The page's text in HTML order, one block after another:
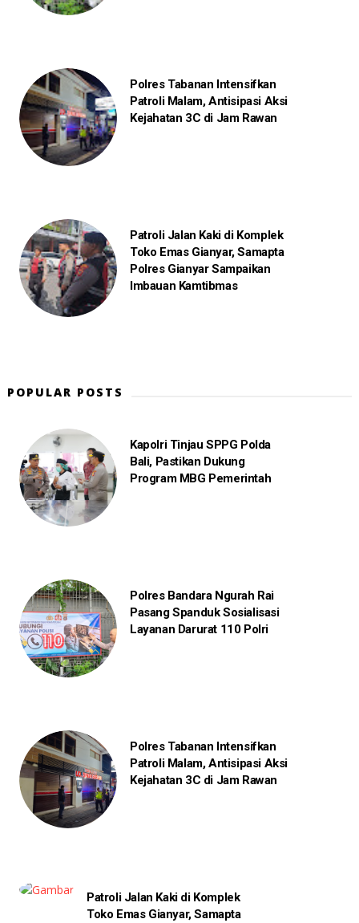
Polres Tabanan Intensifkan
Patroli Malam, Antisipasi Aksi
Kejahatan 3C di Jam Rawan
Patroli Jalan Kaki di Komplek
Toko Emas Gianyar, Samapta
Polres Gianyar Sampaikan
Imbauan Kamtibmas
POPULAR POSTS
Kapolri Tinjau SPPG Polda
Bali, Pastikan Dukung
Program MBG Pemerintah
Polres Bandara Ngurah Rai
Pasang Spanduk Sosialisasi
Layanan Darurat 110 Polri
Polres Tabanan Intensifkan
Patroli Malam, Antisipasi Aksi
Kejahatan 3C di Jam Rawan
Patroli Jalan Kaki di Komplek
Toko Emas Gianyar, Samapta